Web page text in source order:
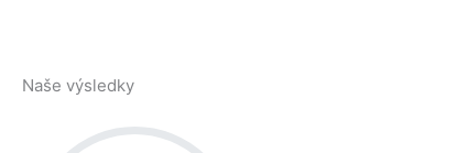
Naše výsledky